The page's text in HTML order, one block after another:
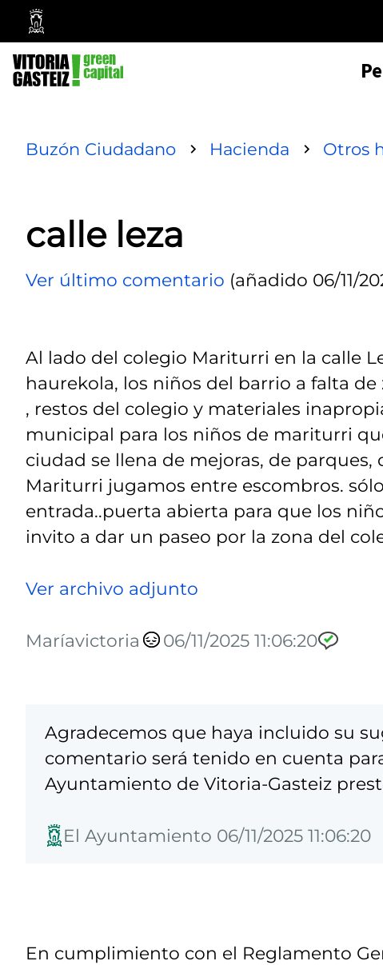
Ayuntamiento
Vitoria-
Gasteiz
Buzón Ciudadano Hacienda Otros
calle leza
Ver último comentario (añadido 06/11/
Al lado del colegio Mariturri en la calle
haurekola, los niños del barrio a falta
, restos del colegio y materiales
municipal para los niños de mariturri
ciudad se llena de mejoras, de
Mariturri jugamos entre escombros.
entrada..puerta abierta para que los
invito a dar un paseo por la zona del
Ver archivo adjunto
Maríavictoria 06/11/2025 11:06:20
Agradecemos que haya incluido su
comentario será tenido en cuenta
Ayuntamiento de Vitoria-Gasteiz
El Ayuntamiento 06/11/2025 11:06:20
En cumplimiento con el Reglamento